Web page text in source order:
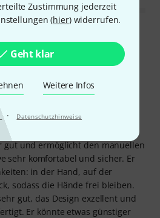
Zustimmung jederzeit
(hier) widerrufen.
Geht klar
Weitere Infos
· Datenschutzhinweise
Softcase
Besteiro 11.04.2021
gut und ermöglicht den manuellen
sehr komfortabel und sicher. Er
in der Hand, auf der
sodass die Hände frei bleiben.
gut, das Design exzellent und
Er könnte etwas günstiger